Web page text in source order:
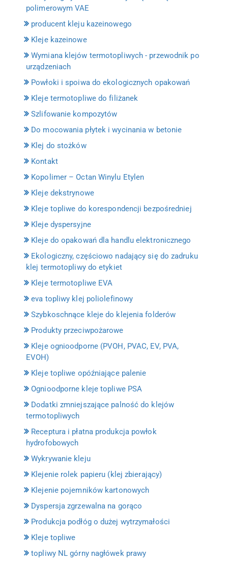
polimerowym VAE
producent kleju kazeinowego
Kleje kazeinowe
Wymiana klejów termotopliwych - przewodnik po
urządzeniach
Powłoki i spoiwa do ekologicznych opakowań
Kleje termotopliwe do filiżanek
Szlifowanie kompozytów
Do mocowania płytek i wycinania w betonie
Klej do stożków
Kontakt
Kopolimer – Octan Winylu Etylen
Kleje dekstrynowe
Kleje topliwe do korespondencji bezpośredniej
Kleje dyspersyjne
Kleje do opakowań dla handlu elektronicznego
Ekologiczny, częściowo nadający się do zadruku
klej termotopliwy do etykiet
Kleje termotopliwe EVA
eva topliwy klej poliolefinowy
Szybkoschnące kleje do klejenia folderów
Produkty przeciwpożarowe
Kleje ognioodporne (PVOH, PVAC, EV, PVA,
EVOH)
Kleje topliwe opóźniające palenie
Ognioodporne kleje topliwe PSA
Dodatki zmniejszające palność do klejów
termotopliwych
Receptura i płatna produkcja powłok
hydrofobowych
Wykrywanie kleju
Klejenie rolek papieru (klej zbierający)
Klejenie pojemników kartonowych
Dyspersja zgrzewalna na gorąco
Produkcja podłóg o dużej wytrzymałości
Kleje topliwe
topliwy NL górny nagłówek prawy